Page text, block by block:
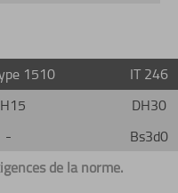
1510
IT 246
DH30
- Bs3d0
de la norme.